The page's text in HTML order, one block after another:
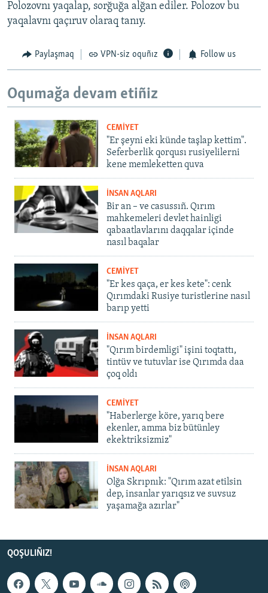
Polozovnı yaqalap, sorğuğa alğan ediler. Polozov bu
yaqalavnı qaçıruv olaraq tanıy.
Paylaşmaq VPN-siz oquñız Follow us
Oqumağa devam etiñiz
CEMİYET
"Er şeyni eki künde taşlap kettim".
Seferberlik qorqusı rusiyelilerni
kene memleketten quva
İNSAN AQLARI
Bir an – ve casussıñ. Qırım
mahkemeleri devlet hainligi
qabaatlavlarını daqqalar içinde
nasıl baqalar
CEMİYET
"Er kes qaça, er kes kete": cenk
Qırımdaki Rusiye turistlerine nasıl
barıp yetti
İNSAN AQLARI
"Qırım birdemligi" işini toqtattı,
tintüv ve tutuvlar ise Qırımda daa
çoq oldı
CEMİYET
"Haberlerge köre, yarıq bere
ekenler, amma biz bütünley
ekektriksizmiz"
İNSAN AQLARI
Olğa Skrıpnık: "Qırım azat etilsin
dep, insanlar yarıqsız ve suvsuz
yaşamağa azırlar"
QOŞULIÑIZ!